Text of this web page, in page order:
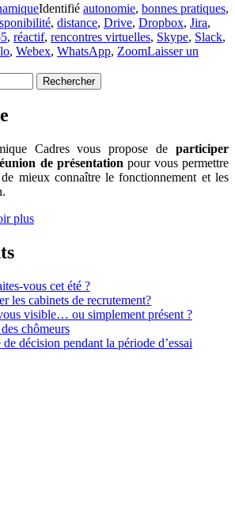
plus
surLes
enjeux
du
Identifié autonomie, bonnes pratiques,
, distance, Drive, Dropbox, Jira,
, réactif, rencontres virtuelles, Skype, Slack,
, Webex, WhatsApp, ZoomLaisser un
Cadres vous propose de participer
de présentation pour vous permettre
mieux connaître le fonctionnement et les
plus
vous cet été ?
les cabinets de recrutement?
visible… ou simplement présent ?
chômeurs
décision pendant la période d’essai